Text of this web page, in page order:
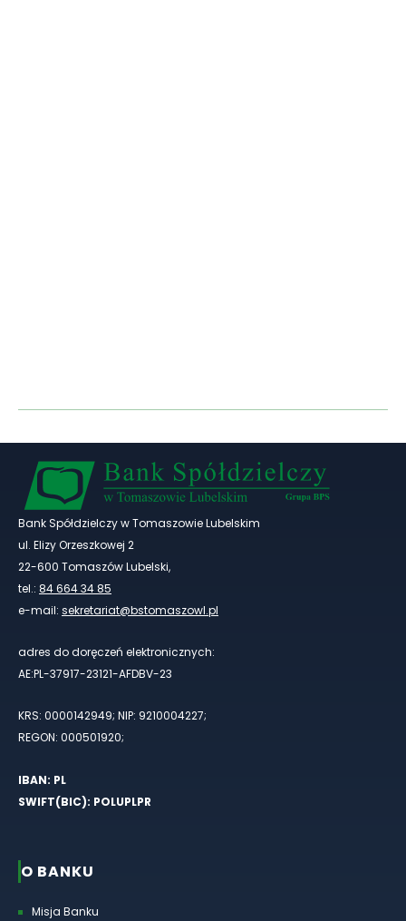
Bank Spółdzielczy w Tomaszowie Lubelskim
ul. Elizy Orzeszkowej 2
22-600 Tomaszów Lubelski,
tel.: 84 664 34 85
e-mail: sekretariat@bstomaszowl.pl
adres do doręczeń elektronicznych:
AE:PL-37917-23121-AFDBV-23
KRS: 0000142949; NIP: 9210004227;
REGON: 000501920;
IBAN: PL
SWIFT(BIC): POLUPLPR
O BANKU
Misja Banku